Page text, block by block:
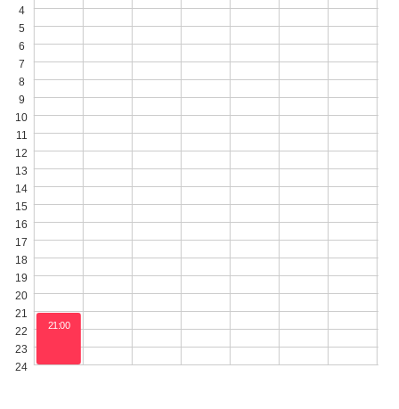
21:00
4
5
6
7
8
9
10
11
12
13
14
15
16
17
18
19
20
21
22
23
24